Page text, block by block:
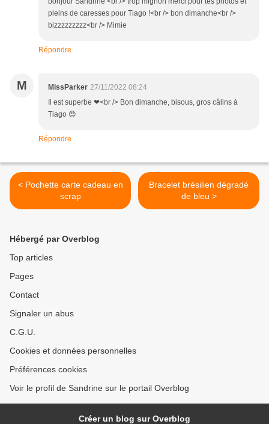
pleins de caresses pour Tiago !<br /> bon dimanche<br />
bizzzzzzzzz<br /> Mimie
Répondre
M MissParker 27/11/2022 08:24
Il est superbe ❤<br /> Bon dimanche, bisous, gros câlins à
Tiago 😍
Répondre
< Pochette carte cadeau en
scrap
Bracelet brésilien dégradé
de bleu >
Hébergé par Overblog
Top articles
Pages
Contact
Signaler un abus
C.G.U.
Cookies et données personnelles
Préférences cookies
Voir le profil de Sandrine sur le portail Overblog
Créer un blog sur Overblog